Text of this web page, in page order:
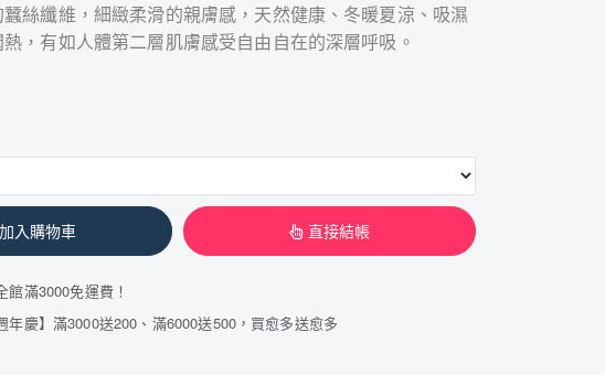
絲纖維，細緻柔滑的親膚感，天然健康、冬暖夏涼、吸濕
，有如人體第二層肌膚感受自由自在的深層呼吸。
加入購物車 直接結帳
館滿3000免運費！
年慶】滿3000送200、滿6000送500，買愈多送愈多